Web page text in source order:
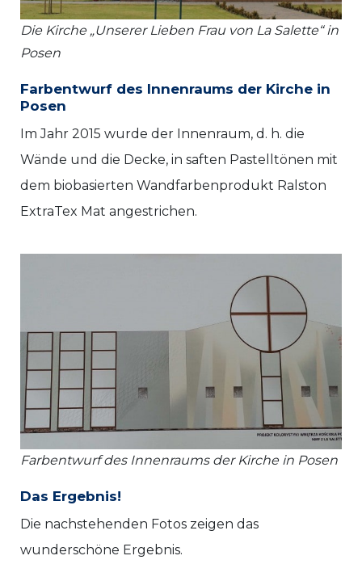
Die Kirche „Unserer Lieben Frau von La Salette“ in
Posen
Farbentwurf des Innenraums der Kirche in
Posen
Im Jahr 2015 wurde der Innenraum, d. h. die
Wände und die Decke, in saften Pastelltönen mit
dem biobasierten Wandfarbenprodukt Ralston
ExtraTex Mat angestrichen.
Farbentwurf des Innenraums der Kirche in Posen
Das Ergebnis!
Die nachstehenden Fotos zeigen das
wunderschöne Ergebnis.